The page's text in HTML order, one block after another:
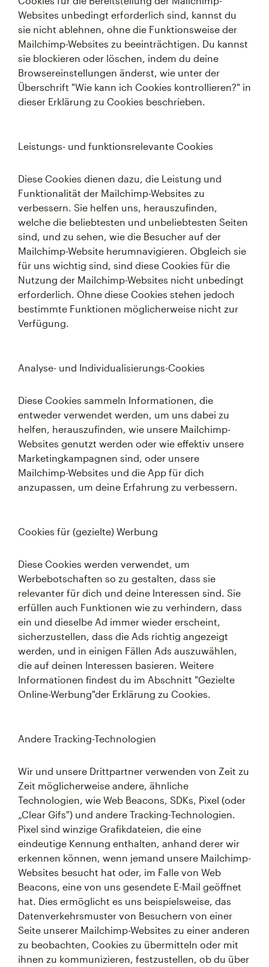
Websites unbedingt erforderlich sind, kannst du
sie nicht ablehnen, ohne die Funktionsweise der
Mailchimp-Websites zu beeinträchtigen. Du kannst
sie blockieren oder löschen, indem du deine
Browsereinstellungen änderst, wie unter der
Überschrift "Wie kann ich Cookies kontrollieren?" in
dieser Erklärung zu Cookies beschrieben.
Leistungs- und funktionsrelevante Cookies
Diese Cookies dienen dazu, die Leistung und
Funktionalität der Mailchimp-Websites zu
verbessern. Sie helfen uns, herauszufinden,
welche die beliebtesten und unbeliebtesten Seiten
sind, und zu sehen, wie die Besucher auf der
Mailchimp-Website herumnavigieren. Obgleich sie
für uns wichtig sind, sind diese Cookies für die
Nutzung der Mailchimp-Websites nicht unbedingt
erforderlich. Ohne diese Cookies stehen jedoch
bestimmte Funktionen möglicherweise nicht zur
Verfügung.
Analyse- und Individualisierungs-Cookies
Diese Cookies sammeln Informationen, die
entweder verwendet werden, um uns dabei zu
helfen, herauszufinden, wie unsere Mailchimp-
Websites genutzt werden oder wie effektiv unsere
Marketingkampagnen sind, oder unsere
Mailchimp-Websites und die App für dich
anzupassen, um deine Erfahrung zu verbessern.
Cookies für (gezielte) Werbung
Diese Cookies werden verwendet, um
Werbebotschaften so zu gestalten, dass sie
relevanter für dich und deine Interessen sind. Sie
erfüllen auch Funktionen wie zu verhindern, dass
ein und dieselbe Ad immer wieder erscheint,
sicherzustellen, dass die Ads richtig angezeigt
werden, und in einigen Fällen Ads auszuwählen,
die auf deinen Interessen basieren. Weitere
Informationen findest du im Abschnitt "Gezielte
Online-Werbung"der Erklärung zu Cookies.
Andere Tracking-Technologien
Wir und unsere Drittpartner verwenden von Zeit zu
Zeit möglicherweise andere, ähnliche
Technologien, wie Web Beacons, SDKs, Pixel (oder
„Clear Gifs") und andere Tracking-Technologien.
Pixel sind winzige Grafikdateien, die eine
eindeutige Kennung enthalten, anhand derer wir
erkennen können, wenn jemand unsere Mailchimp-
Websites besucht hat oder, im Falle von Web
Beacons, eine von uns gesendete E-Mail geöffnet
hat. Dies ermöglicht es uns beispielsweise, das
Datenverkehrsmuster von Besuchern von einer
Seite unserer Mailchimp-Websites zu einer anderen
zu beobachten, Cookies zu übermitteln oder mit
ihnen zu kommunizieren, festzustellen, ob du über